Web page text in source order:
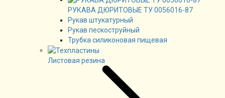
РУКАВА ДЮРИТОВЫЕ ТУ 0056016-87
Рукав штукатурный
Рукав пескоструйный
Трубка силиконовая пищевая
Листовая резина